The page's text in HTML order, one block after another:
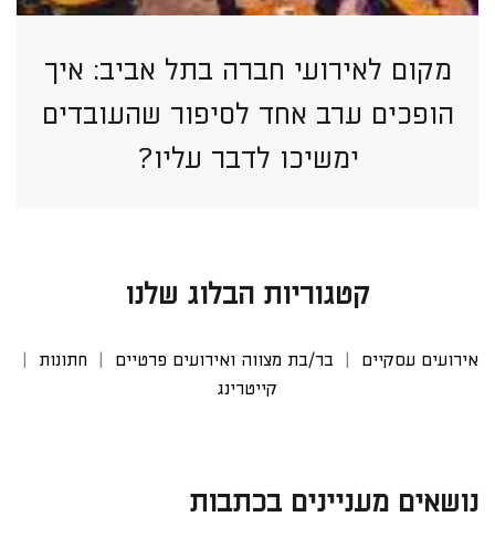
מקום לאירועי חברה בתל אביב: איך
הופכים ערב אחד לסיפור שהעובדים
ימשיכו לדבר עליו?
קטגוריות הבלוג שלנו
אירועים עסקיים בר/בת מצווה ואירועים פרטיים
חתונות
קייטרינג
נושאים מעניינים בכתבות